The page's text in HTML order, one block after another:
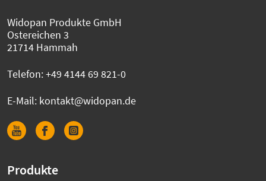
Widopan Produkte GmbH
Ostereichen 3
21714 Hammah
Telefon:+49 4144 69 821-0
E-Mail: kontakt@widopan.de
Produkte